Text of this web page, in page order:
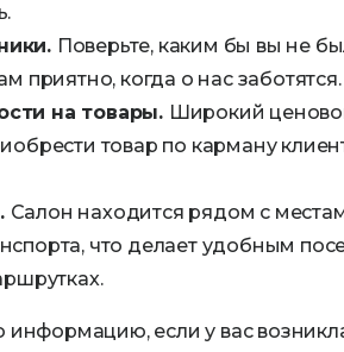
Поверьте, каким бы вы не
приятно, когда о нас заботятся.
на товары. Широкий
товар по карману
Салон находится рядом с
что делает удобным
если у вас